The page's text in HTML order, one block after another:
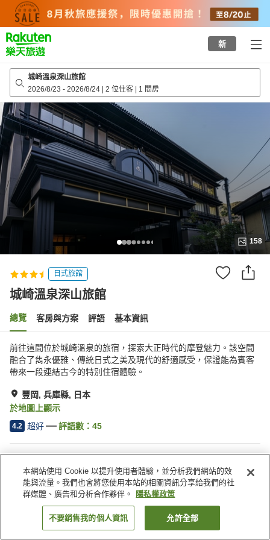
top
page
新
城崎溫泉深山旅館
2026/8/23 - 2026/8/24 | 2 位住客 | 1 間房
158
日式旅館
城崎溫泉深山旅館
總覽 客房與方案 評語 基本資訊
前往這間位於城崎溫泉的旅宿，探索大正時代的摩登魅力。該空間
融合了雋永優雅、傳統日式之美及現代的舒適感受，保證能為賓客
帶來一段連結古今的特別住宿體驗。
豐岡, 兵庫縣, 日本
於地圖上顯示
4.2 超好 評語數： 45
無線網路
餐廳
指定吸菸區
自動販賣機
日本 兵庫縣 豐岡 城崎溫泉深山旅館
找客房
本網站使用 Cookie 以提升使用者體驗，並分析我們網站的效
能與流量。我們也會將您使用本站的相關資訊分享給我們的社
群媒體、廣告和分析合作夥伴。
隱私權政策
不要銷售我的個人資訊 允許全部